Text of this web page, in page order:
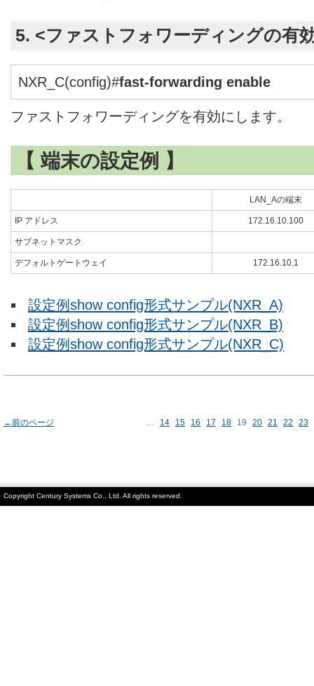
5. <ファストフォワーディングの有
NXR_C(config)#fast-forwarding enable
ファストフォワーディングを有効にします。
【 端末の設定例 】
LAN_Aの端末
IP アドレス 172.16.10.100
サブネットマスク
デフォルトゲートウェイ 172.16.10.1
設定例show config形式サンプル(NXR_A)
設定例show config形式サンプル(NXR_B)
設定例show config形式サンプル(NXR_C)
←前のページ … 14 15 16 17 18 19 20 21 22 23
Copyright Century Systems Co., Ltd. All rights reserved.